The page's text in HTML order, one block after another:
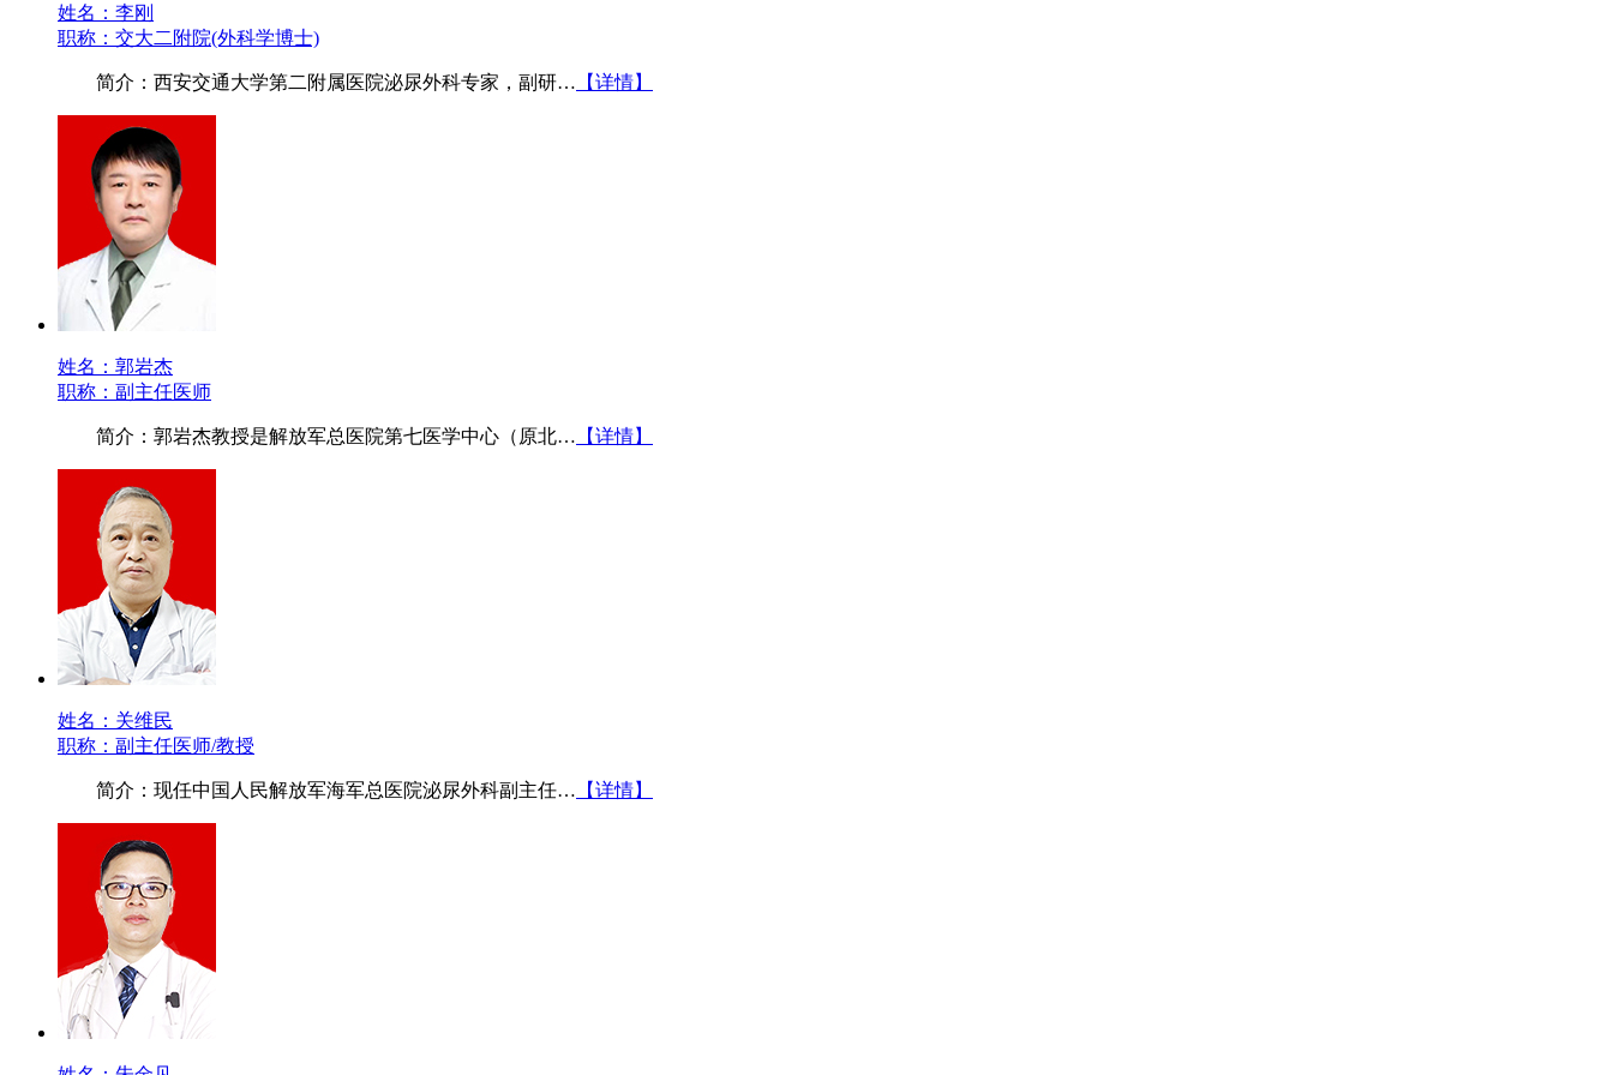
姓名：李刚
职称：交大二附院(外科学博士)
简介：西安交通大学第二附属医院泌尿外科专家，副研… 【详情】
姓名：郭岩杰
职称：副主任医师
简介：郭岩杰教授是解放军总医院第七医学中心（原北… 【详情】
姓名：关维民
职称：副主任医师/教授
简介：现任中国人民解放军海军总医院泌尿外科副主任… 【详情】